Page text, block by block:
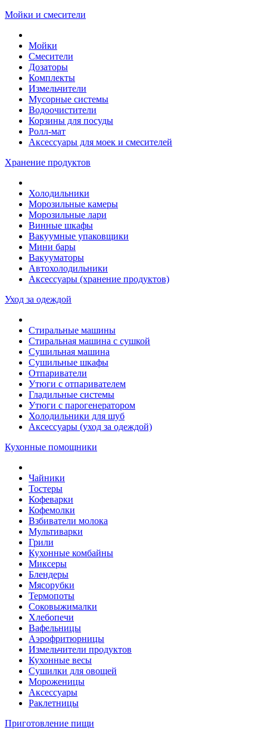
Мойки и смесители
Мойки
Смесители
Дозаторы
Комплекты
Измельчители
Мусорные системы
Водоочистители
Корзины для посуды
Ролл-мат
Аксессуары для моек и смесителей
Хранение продуктов
Холодильники
Морозильные камеры
Морозильные лари
Винные шкафы
Вакуумные упаковщики
Мини бары
Вакууматоры
Автохолодильники
Аксессуары (хранение продуктов)
Уход за одеждой
Стиральные машины
Стиральная машина с сушкой
Сушильная машина
Сушильные шкафы
Отпариватели
Утюги с отпаривателем
Гладильные системы
Утюги с парогенератором
Холодильники для шуб
Аксессуары (уход за одеждой)
Кухонные помощники
Чайники
Тостеры
Кофеварки
Кофемолки
Взбиватели молока
Мультиварки
Грили
Кухонные комбайны
Mиксеры
Блендеры
Мясорубки
Термопоты
Соковыжималки
Хлебопечи
Вафельницы
Аэрофритюрницы
Измельчители продуктов
Кухонные весы
Сушилки для овощей
Мороженицы
Аксессуары
Раклетницы
Приготовление пищи